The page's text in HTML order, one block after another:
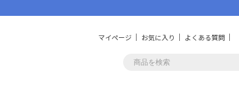
マイページ お気に入り よくある質問